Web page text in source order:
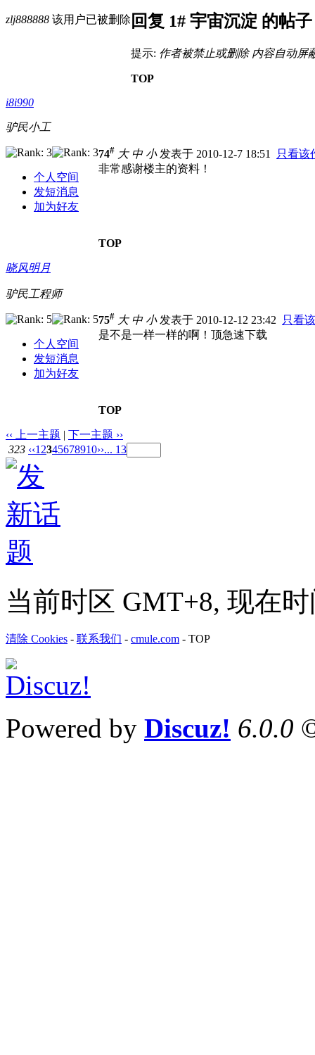
zlj888888 该用户已被删除 回复 1# 宇宙沉淀 的帖子
提示: 作者被禁止或删除 内容自动屏
TOP
i8i990
驴民小工
个人空间
发短消息
加为好友
74# 大 中 小发表于 2010-12-7 18:51
只看该
非常感谢楼主的资料！
TOP
晓风明月
驴民工程师
个人空间
发短消息
加为好友
75# 大 中 小发表于 2010-12-12 23:42
只看
是不是一样一样的啊！顶急速下载
TOP
‹‹ 上一主题 | 下一主题 ››
323 ‹‹1 2345678910››... 13
当前时区 GMT+8, 现在
清除 Cookies - 联系我们 - cmule.com - TOP
Powered by Discuz! 6.0.0